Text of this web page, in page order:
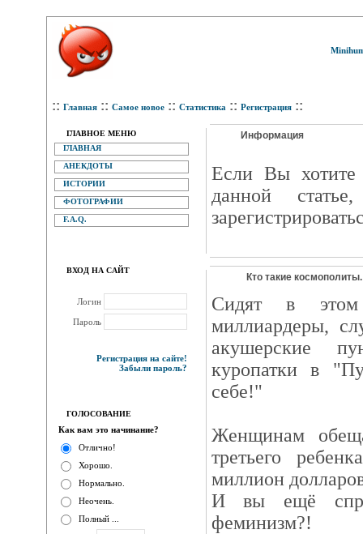
:: Главная :: Самое новое :: Статистика :: Регистрация ::
ГЛАВНОЕ МЕНЮ
ГЛАВНАЯ
АНЕКДОТЫ
ИСТОРИИ
ФОТОГРАФИИ
F.A.Q.
ВХОД НА САЙТ
Логин
Пароль
Регистрация на сайте!
Забыли пароль?
ГОЛОСОВАНИЕ
Как вам это начинание?
Отлично!
Хорошо.
Нормально.
Неочень.
Полный ...
Информация
Eсли Вы хотите
данной
Кто такие
Сидят в
миллиардеры,
акушерские
куропатки в
себе!"
Женщинам
третьего
миллион
И вы ещё
феминизм?!